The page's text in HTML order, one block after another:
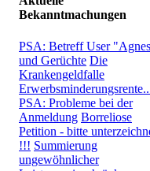
Bekanntmachungen
PSA: Betreff User
und Gerüchte Die
Krankengeldfalle
PSA: Probleme bei der
Anmeldung Borreliose
Petition - bitte
!!! Summierung
ungewöhnlicher